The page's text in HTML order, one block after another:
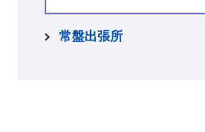
常盤出張所